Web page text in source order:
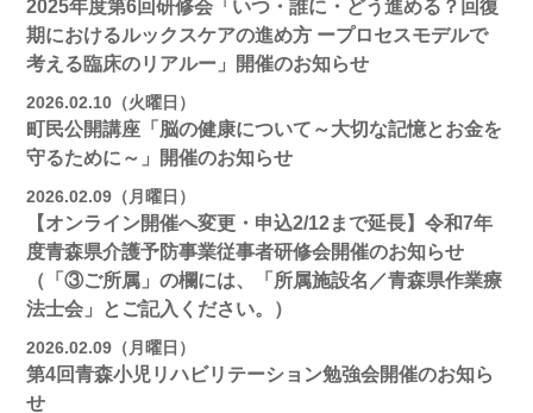
2025年度第6回研修会「いつ・誰に・どう進める？回復
期におけるルックスケアの進め方 ープロセスモデルで
考える臨床のリアルー」開催のお知らせ
2026.02.10（火曜日）
町民公開講座「脳の健康について～大切な記憶とお金を
守るために～」開催のお知らせ
2026.02.09（月曜日）
【オンライン開催へ変更・申込2/12まで延長】令和7年
度青森県介護予防事業従事者研修会開催のお知らせ
（「③ご所属」の欄には、「所属施設名／青森県作業療
法士会」とご記入ください。）
2026.02.09（月曜日）
第4回青森小児リハビリテーション勉強会開催のお知ら
せ